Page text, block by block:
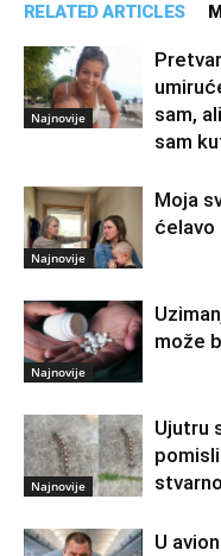
RELATED ARTICLES
Najnovije
sam,
sam
Najnovije
Moja
ćelavo
Najnovije
može
Najnovije
Ujutru
U